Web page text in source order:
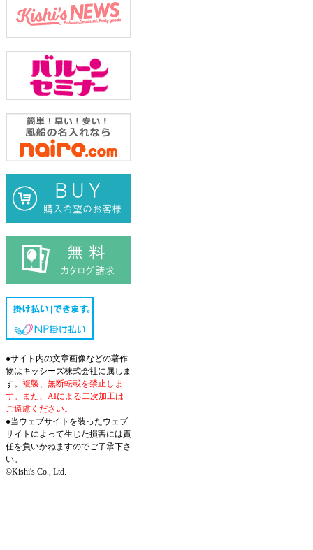
●サイト内の文章画像などの著作
物はキッシーズ株式会社に属しま
す。 複製、無断転載を禁止しま
す。また、AIによる二次加工は
ご遠慮ください。
●当ウェブサイトを装ったウェブ
サイトによって生じた損害には責
任を負いかねますのでご了承下さ
い。
©Kishi's Co., Ltd.